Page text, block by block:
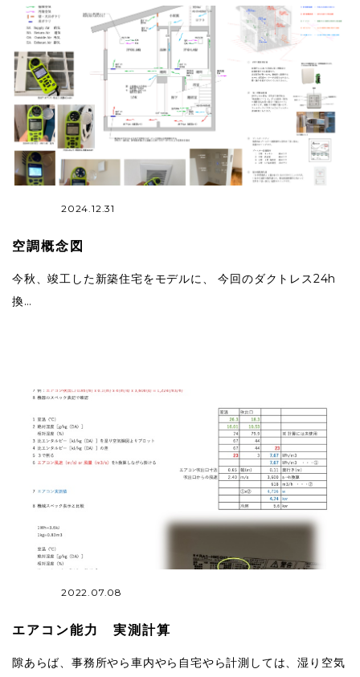
2024.12.31
空調概念図
今秋、竣工した新築住宅をモデルに、 今回のダクトレス24h
換…
2022.07.08
エアコン能力 実測計算
隙あらば、事務所やら車内やら自宅やら計測しては、湿り空気